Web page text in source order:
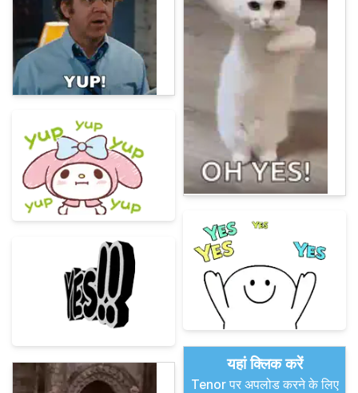
यहां क्लिक करें
Tenor पर अपलोड करने के लिए